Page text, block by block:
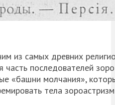
из самых древних
часть последователей
«башни молчания»,
тела